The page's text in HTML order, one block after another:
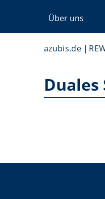
Über uns
azubis.de
Duales